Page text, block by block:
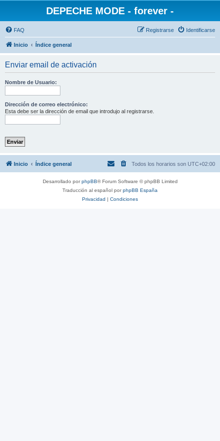
DEPECHE MODE - forever -
FAQ Identificarse
Registrarse
Inicio Índice general
Enviar email de activación
Nombre de Usuario:
Dirección de correo electrónico:
Esta debe ser la dirección de email que introdujo al registrarse.
Inicio Índice general Todos los horarios son UTC+02:00
Desarrollado porphpBB® Forum Software © phpBB Limited
Traducción al español porphpBB España
Privacidad | Condiciones